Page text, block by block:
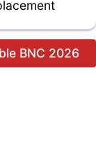
BNC 2026